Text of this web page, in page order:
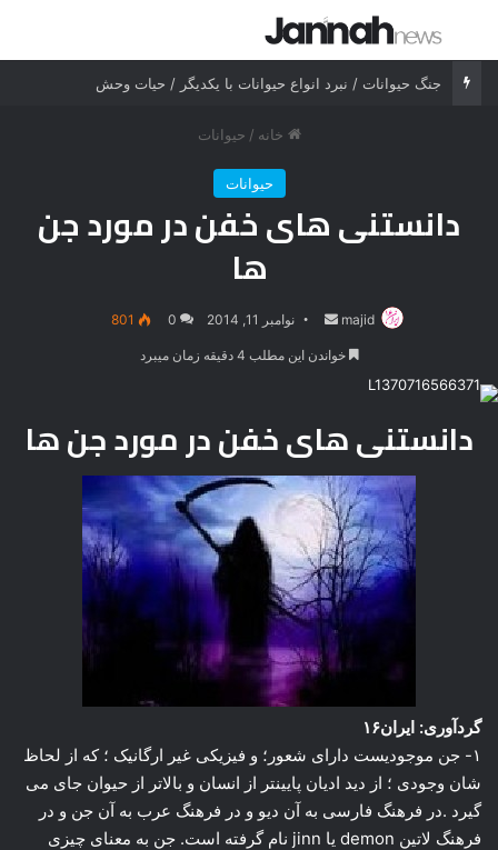
جستجو برای
جنگ شیر درنده مقابل ببر خشمگین
خانه / حیوانات
حیوانات
دانستنی های خفن در مورد جن
ها
majid
ارسال
ایمیل
نوامبر 11, 2014 0
801
خواندن این مطلب 4 دقیقه زمان میبرد
دانستنی های خفن در مورد جن ها
گردآوری: ایران۱۶
۱- جن موجودیست دارای شعور؛ و فیزیکی غیر ارگانیک ؛ که از لحاظ
شان وجودی ؛ از دید ادیان پایینتر از انسان و بالاتر از حیوان جای می
گیرد .در فرهنگ فارسی به آن دیو و در فرهنگ عرب به آن جن و در
فرهنگ لاتین demon یا jinn نام گرفته است. جن به معنای چیزی